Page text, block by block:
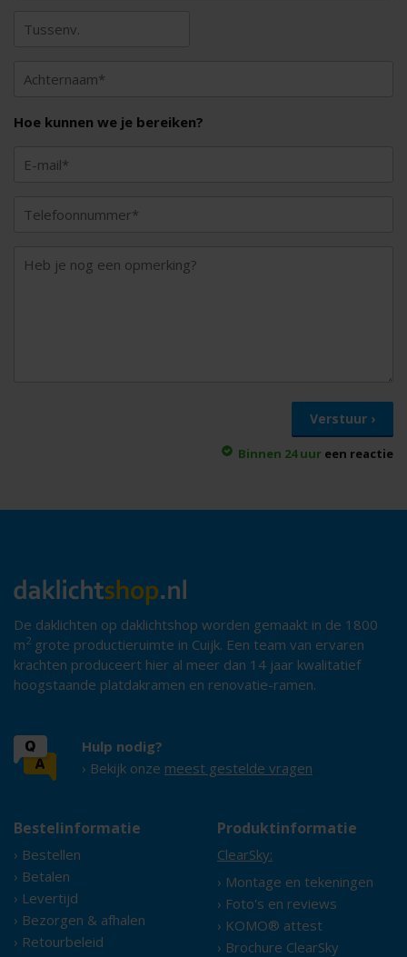
Hoe kunnen we je bereiken?
Binnen 24 uur een reactie
De daklichten op daklichtshop worden gemaakt in de 1800
m2 grote productieruimte in Cuijk. Een team van ervaren
krachten produceert hier al meer dan 14 jaar kwalitatief
hoogstaande platdakramen en renovatie-ramen.
Hulp nodig?
› Bekijk onze meest gestelde vragen
Bestelinformatie
› Bestellen
› Betalen
› Levertijd
› Bezorgen & afhalen
› Retourbeleid
Produktinformatie
ClearSky:
› Montage en tekeningen
› Foto's en reviews
› KOMO® attest
› Brochure ClearSky